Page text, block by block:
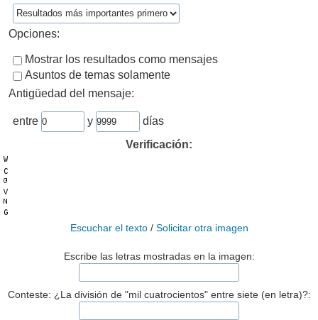
Opciones:
Mostrar los resultados como mensajes
Asuntos de temas solamente
Antigüedad del mensaje:
entre y
días
Verificación:
Escuchar el texto/ Solicitar otra imagen
Escribe las letras mostradas en la imagen:
Conteste: ¿La división de "mil cuatrocientos" entre siete (en letra)?: